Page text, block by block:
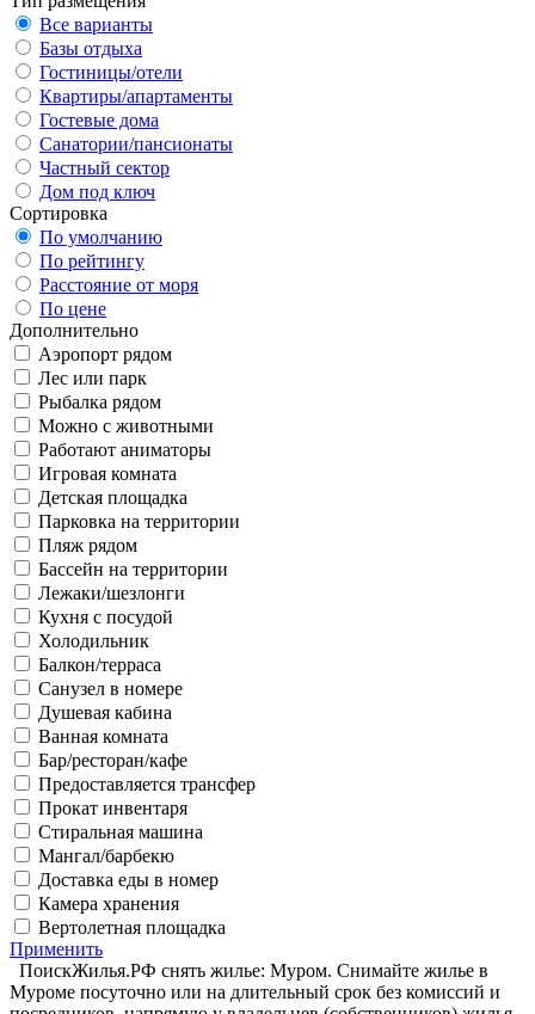
Все варианты
Базы отдыха
Гостиницы/отели
Квартиры/апартаменты
Гостевые дома
Санатории/пансионаты
Частный сектор
Дом под ключ
Сортировка
По умолчанию
По рейтингу
Расстояние от моря
По цене
Дополнительно
Аэропорт рядом
Лес или парк
Рыбалка рядом
Можно с животными
Работают аниматоры
Игровая комната
Детская площадка
Парковка на территории
Пляж рядом
Бассейн на территории
Лежаки/шезлонги
Кухня с посудой
Холодильник
Балкон/терраса
Санузел в номере
Душевая кабина
Ванная комната
Бар/ресторан/кафе
Предоставляется трансфер
Прокат инвентаря
Стиральная машина
Мангал/барбекю
Доставка еды в номер
Камера хранения
Вертолетная площадка
Применить
ПоискЖилья.РФ снять жилье: Муром. Снимайте жилье в
Муроме посуточно или на длительный срок без комиссий и